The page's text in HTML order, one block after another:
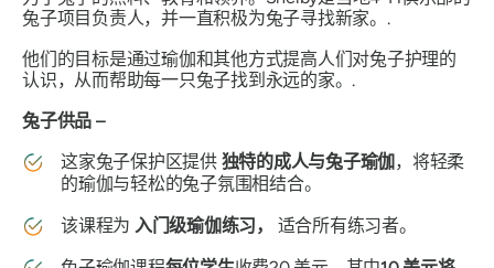
兔子项目负责人，并一直积极为兔子寻找新家。.
他们的目标是通过瑜伽和其他方式提高人们对兔子护理的
认识，从而帮助每一只兔子找到永远的家。.
兔子供品 –
这家兔子保护区提供 独特的成人与兔子瑜伽 ，将轻柔
的瑜伽与轻松的兔子氛围相结合。
该课程为 入门级瑜伽练习，
适合所有练习者。